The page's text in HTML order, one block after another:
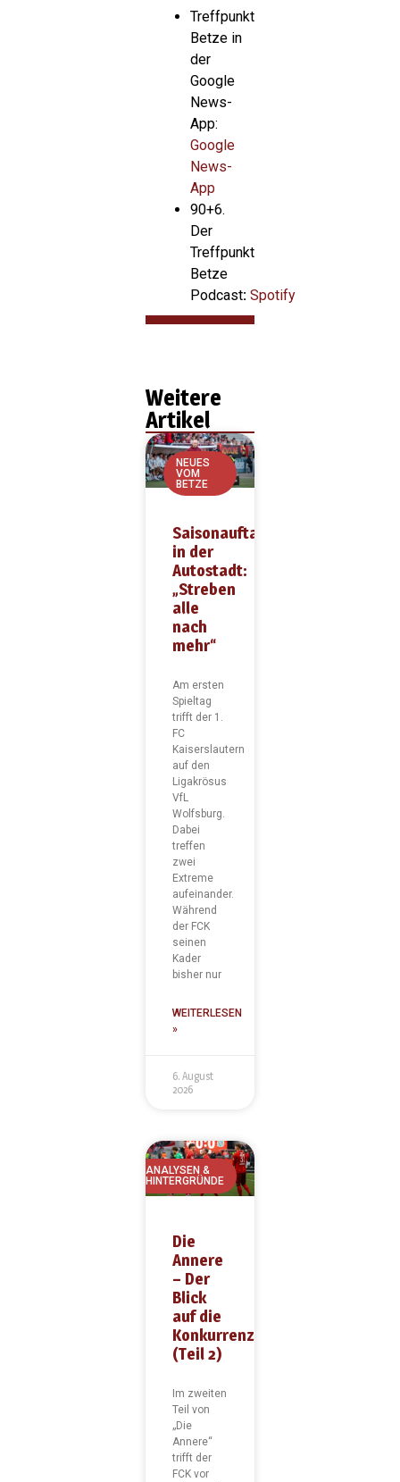
Treffpunkt
Betze in
der
Google
News-
App:
Google
News-
App
90+6.
Der
Treffpunkt
Betze
Podcast: Spotify
Weitere
Artikel
NEUES
VOM
BETZE
Saisonauftakt
in der
Autostadt:
„Streben
alle
nach
mehr“
Am ersten
Spieltag
trifft der 1.
FC
Kaiserslautern
auf den
Ligakrösus
VfL
Wolfsburg.
Dabei
treffen
zwei
Extreme
aufeinander.
Während
der FCK
seinen
Kader
bisher nur
WEITERLESEN
»
6. August
2026
ANALYSEN &
HINTERGRÜNDE
Die
Annere
– Der
Blick
auf die
Konkurrenz
(Teil 2)
Im zweiten
Teil von
„Die
Annere“
trifft der
FCK vor